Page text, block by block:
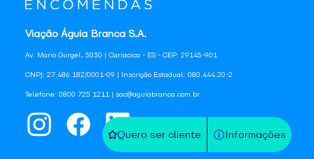
Quero ser cliente Informações
Viação Águia Branca S.A.
Av. Mario Gurgel, 5030 | Cariacica - ES - CEP: 29145-901
CNPJ: 27.486.182/0001-09 | Inscrição Estadual: 080.444.20-2
Telefone: 0800 725 1211 | sac@aguiabranca.com.br